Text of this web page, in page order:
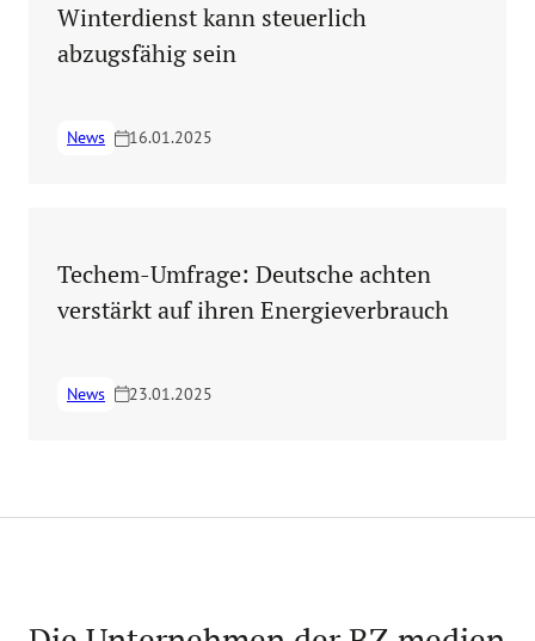
Winterdienst kann steuerlich
abzugsfähig sein
News 16.01.2025
Techem-Umfrage: Deutsche achten
verstärkt auf ihren Energieverbrauch
News 23.01.2025